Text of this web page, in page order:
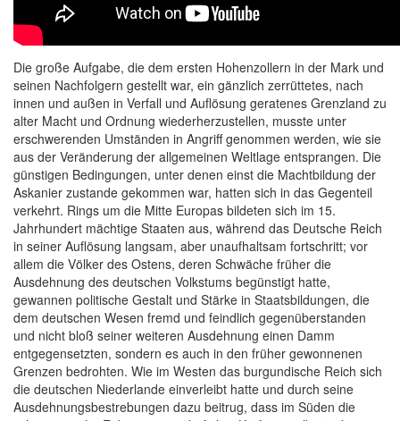
Die große Aufgabe, die dem ersten Hohenzollern in der Mark und
seinen Nachfolgern gestellt war, ein gänzlich zerrüttetes, nach
innen und außen in Verfall und Auflösung geratenes Grenzland zu
alter Macht und Ordnung wiederherzustellen, musste unter
erschwerenden Umständen in Angriff genommen werden, wie sie
aus der Veränderung der allgemeinen Weltlage entsprangen. Die
günstigen Bedingungen, unter denen einst die Machtbildung der
Askanier zustande gekommen war, hatten sich in das Gegenteil
verkehrt. Rings um die Mitte Europas bildeten sich im 15.
Jahrhundert mächtige Staaten aus, während das Deutsche Reich
in seiner Auflösung langsam, aber unaufhaltsam fortschritt; vor
allem die Völker des Ostens, deren Schwäche früher die
Ausdehnung des deutschen Volkstums begünstigt hatte,
gewannen politische Gestalt und Stärke in Staatsbildungen, die
dem deutschen Wesen fremd und feindlich gegenüberstanden
und nicht bloß seiner weiteren Ausdehnung einen Damm
entgegensetzten, sondern es auch in den früher gewonnenen
Grenzen bedrohten. Wie im Westen das burgundische Reich sich
die deutschen Niederlande einverleibt hatte und durch seine
Ausdehnungsbestrebungen dazu beitrug, dass im Süden die